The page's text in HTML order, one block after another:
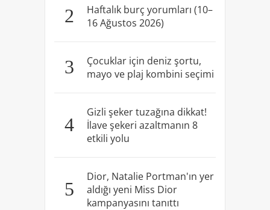
2
Haftalık burç yorumları (10–
16 Ağustos 2026)
3
Çocuklar için deniz şortu,
mayo ve plaj kombini seçimi
4
Gizli şeker tuzağına dikkat!
İlave şekeri azaltmanın 8
etkili yolu
5
Dior, Natalie Portman'ın yer
aldığı yeni Miss Dior
kampanyasını tanıttı